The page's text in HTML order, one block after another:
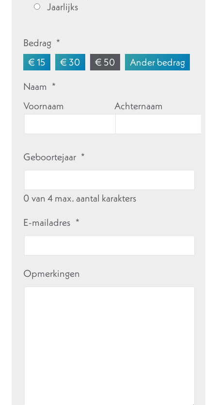
Jaarlijks
Bedrag *
€ 15
€ 30 € 50
Ander bedrag
Naam *
Voornaam
Achternaam
Geboortejaar *
0 van 4 max. aantal karakters
E-mailadres *
Opmerkingen